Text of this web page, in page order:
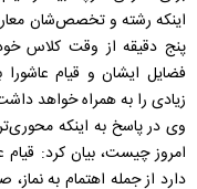
اینکه رشته و تخصص‌شان
پنج دقیقه از وقت کلاس
فضایل ایشان و قیام
زیادی را به همراه خواهد
وی در پاسخ به اینکه
امروز چیست، بیان کرد:
دارد از جمله اهتمام به